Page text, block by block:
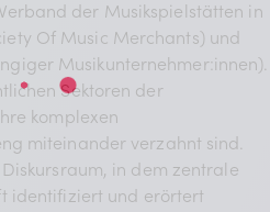
der Musikspielstätten in
Of Music Merchants) und
Musikunternehmer:innen).
Sektoren der
komplexen
miteinander verzahnt sind.
in dem zentrale
identifiziert und erörtert